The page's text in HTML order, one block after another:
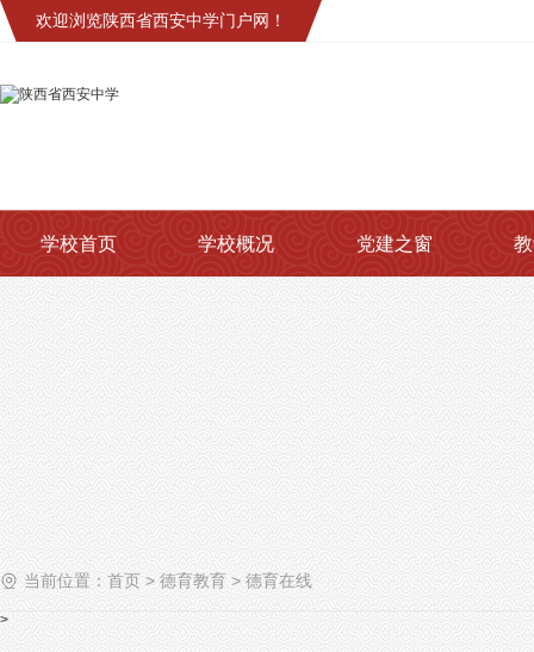
欢迎浏览陕西省西安中学门户网！
学校首页 学校概况 党建之窗
当前位置： 首页 > 德育教育 > 德育在线
>